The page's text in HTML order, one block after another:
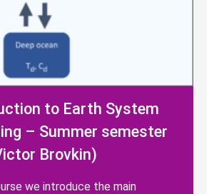
to Earth System
– Summer semester
Brovkin)
we introduce the main